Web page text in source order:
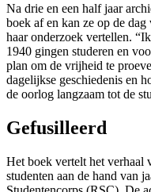
Na drie en een half jaar
boek af en kan ze op de
haar onderzoek vertellen.
1940 gingen studeren en
plan om de vrijheid te
dagelijkse geschiedenis en
de oorlog langzaam tot de
Gefusilleerd
Het boek vertelt het verhaal
studenten aan de hand van